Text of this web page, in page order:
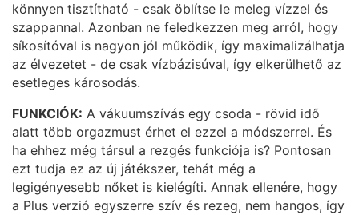
könnyen tisztítható - csak öblítse le meleg vízzel és
szappannal. Azonban ne feledkezzen meg arról, hogy
síkosítóval is nagyon jól működik, így maximalizálhatja
az élvezetet - de csak vízbázisúval, így elkerülhető az
esetleges károsodás.
FUNKCIÓK: A vákuumszívás egy csoda - rövid idő
alatt több orgazmust érhet el ezzel a módszerrel. És
ha ehhez még társul a rezgés funkciója is? Pontosan
ezt tudja ez az új játékszer, tehát még a
legigényesebb nőket is kielégíti. Annak ellenére, hogy
a Plus verzió egyszerre szív és rezeg, nem hangos, így